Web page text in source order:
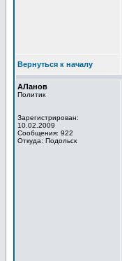
Вернуться к началу
АЛанов
Политик
Зарегистрирован:
10.02.2009
Сообщения: 922
Откуда: Подольск